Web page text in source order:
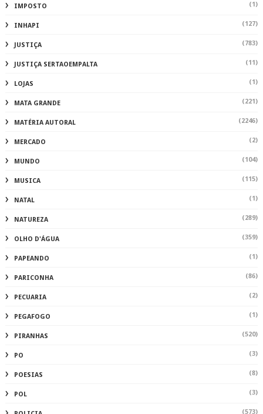
IMPOSTO (1)
INHAPI (127)
JUSTIÇA (783)
JUSTIÇA SERTAOEMPALTA (11)
LOJAS (1)
MATA GRANDE (221)
MATÉRIA AUTORAL (2246)
MERCADO (2)
MUNDO (104)
MUSICA (115)
NATAL (1)
NATUREZA (289)
OLHO D'ÁGUA (359)
PAPEANDO (1)
PARICONHA (86)
PECUARIA (2)
PEGAFOGO (1)
PIRANHAS (520)
PO (3)
POESIAS (8)
POL (3)
(573)